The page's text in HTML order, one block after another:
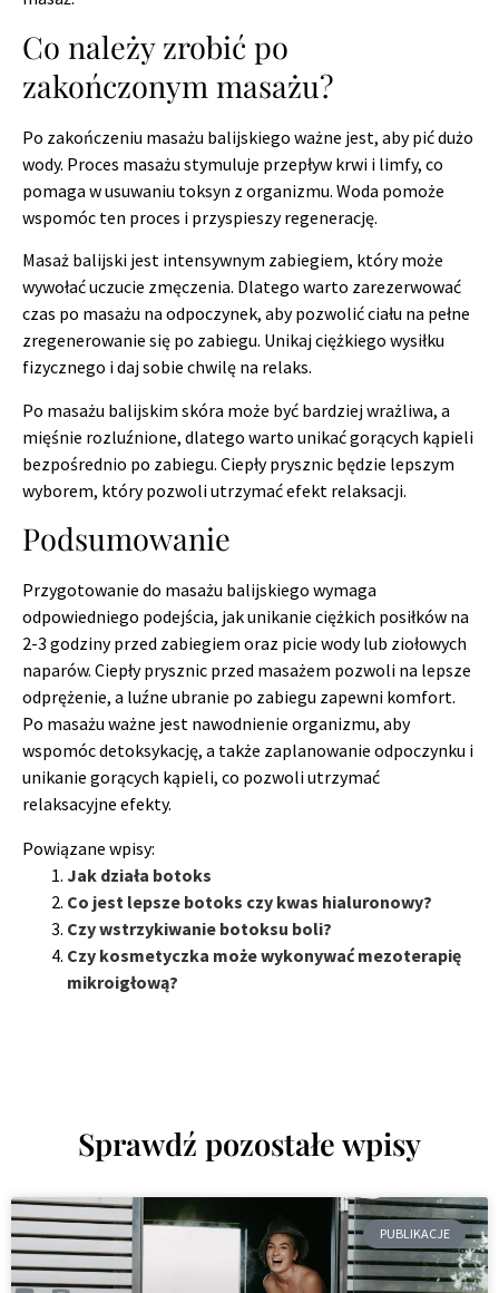
Co należy zrobić po
zakończonym masażu?
Po zakończeniu masażu balijskiego ważne jest, aby pić dużo
wody. Proces masażu stymuluje przepływ krwi i limfy, co
pomaga w usuwaniu toksyn z organizmu. Woda pomoże
wspomóc ten proces i przyspieszy regenerację.
Masaż balijski jest intensywnym zabiegiem, który może
wywołać uczucie zmęczenia. Dlatego warto zarezerwować
czas po masażu na odpoczynek, aby pozwolić ciału na pełne
zregenerowanie się po zabiegu. Unikaj ciężkiego wysiłku
fizycznego i daj sobie chwilę na relaks.
Po masażu balijskim skóra może być bardziej wrażliwa, a
mięśnie rozluźnione, dlatego warto unikać gorących kąpieli
bezpośrednio po zabiegu. Ciepły prysznic będzie lepszym
wyborem, który pozwoli utrzymać efekt relaksacji.
Podsumowanie
Przygotowanie do masażu balijskiego wymaga
odpowiedniego podejścia, jak unikanie ciężkich posiłków na
2-3 godziny przed zabiegiem oraz picie wody lub ziołowych
naparów. Ciepły prysznic przed masażem pozwoli na lepsze
odprężenie, a luźne ubranie po zabiegu zapewni komfort.
Po masażu ważne jest nawodnienie organizmu, aby
wspomóc detoksykację, a także zaplanowanie odpoczynku i
unikanie gorących kąpieli, co pozwoli utrzymać
relaksacyjne efekty.
Powiązane wpisy:
Jak działa botoks
Co jest lepsze botoks czy kwas hialuronowy?
Czy wstrzykiwanie botoksu boli?
Czy kosmetyczka może wykonywać mezoterapię
mikroigłową?
Sprawdź pozostałe wpisy
PUBLIKACJE